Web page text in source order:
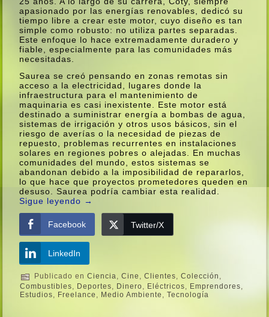
apasionado por las energí­as renovables, dedicó su
tiempo libre a crear este motor, cuyo diseño es tan
simple como robusto: no utiliza partes separadas.
Este enfoque lo hace extremadamente duradero y
fiable, especialmente para las comunidades más
necesitadas.
Saurea se creó pensando en zonas remotas sin
acceso a la electricidad, lugares donde la
infraestructura para el mantenimiento de
maquinaria es casi inexistente. Este motor está
destinado a suministrar energí­a a bombas de agua,
sistemas de irrigación y otros usos básicos, sin el
riesgo de averí­as o la necesidad de piezas de
repuesto, problemas recurrentes en instalaciones
solares en regiones pobres o alejadas. En muchas
comunidades del mundo, estos sistemas se
abandonan debido a la imposibilidad de repararlos,
lo que hace que proyectos prometedores queden en
desuso. Saurea podrí­a cambiar esta realidad.
Sigue leyendo →
Facebook Twitter/X
LinkedIn
Publicado en Ciencia,Cine ,Clientes,Colección ,
Combustibles, Deportes, Dinero, Eléctricos, Emprendores,
Estudios, Freelance , Medio Ambiente ,Tecnologí­a